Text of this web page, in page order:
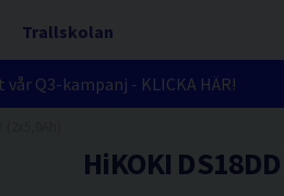
Trallskolan
Q3-kampanj - KLICKA HÄR!
HiKOKI